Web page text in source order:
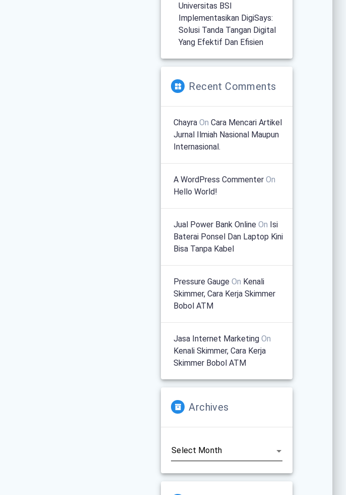
Universitas BSI
Implementasikan DigiSays:
Solusi Tanda Tangan Digital
Yang Efektif Dan Efisien
Recent Comments
Chayra OnCara Mencari Artikel
Jurnal Ilmiah Nasional Maupun
Internasional.
A WordPress Commenter On
Hello World!
Jual Power Bank Online On Isi
Baterai Ponsel Dan Laptop Kini
Bisa Tanpa Kabel
Pressure Gauge On Kenali
Skimmer, Cara Kerja Skimmer
Bobol ATM
Jasa Internet Marketing On
Kenali Skimmer, Cara Kerja
Skimmer Bobol ATM
Archives